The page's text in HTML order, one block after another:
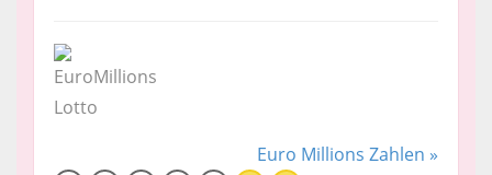
Euro Millions Zahlen »